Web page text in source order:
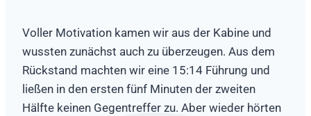
Voller Motivation kamen wir aus der Kabine und
wussten zunächst auch zu überzeugen. Aus dem
Rückstand machten wir eine 15:14 Führung und
ließen in den ersten fünf Minuten der zweiten
Hälfte keinen Gegentreffer zu. Aber wieder hörten